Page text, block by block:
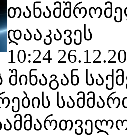
დააკავეს
10:24